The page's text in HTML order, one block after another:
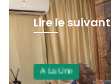
Lire le suivant
A La Une